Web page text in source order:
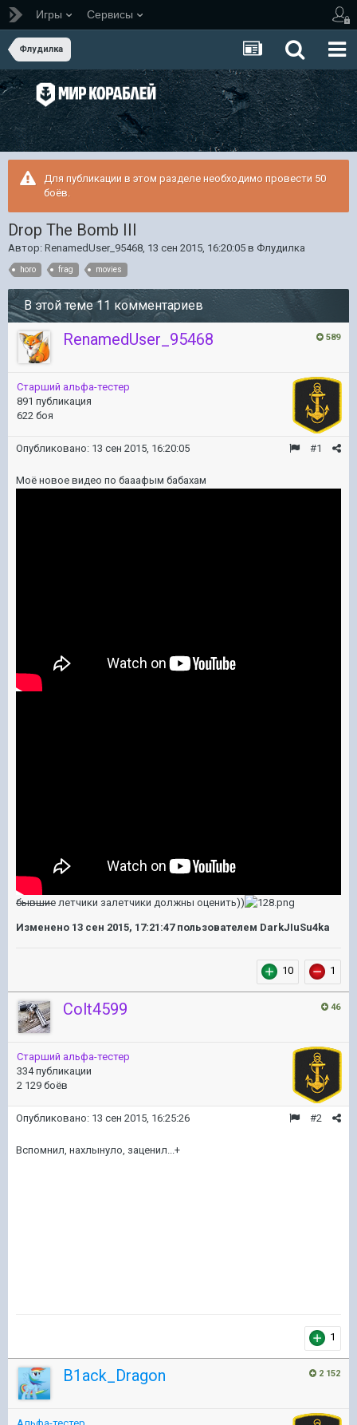
Игры Сервисы
Флудилка
Для публикации в этом разделе необходимо провести 50
боёв.
Drop The Bomb III
Автор: RenamedUser_95468, 13 сен 2015, 16:20:05 в Флудилка
horo frag movies
В этой теме 11 комментариев
589
RenamedUser_95468
Старший альфа-тестер
891 публикация
622 боя
#1
Опубликовано: 13 сен 2015, 16:20:05
Моё новое видео по бааафым бабахам
бывшие летчики залетчики должны оценить))
Изменено 13 сен 2015, 17:21:47пользователем DarkJIuSu4ka
10 1
46
Colt4599
Старший альфа-тестер
334 публикации
2 129 боёв
#2
Опубликовано: 13 сен 2015, 16:25:26
Вспомнил, нахлынуло, заценил...+
1
2 152
B1ack_Dragon